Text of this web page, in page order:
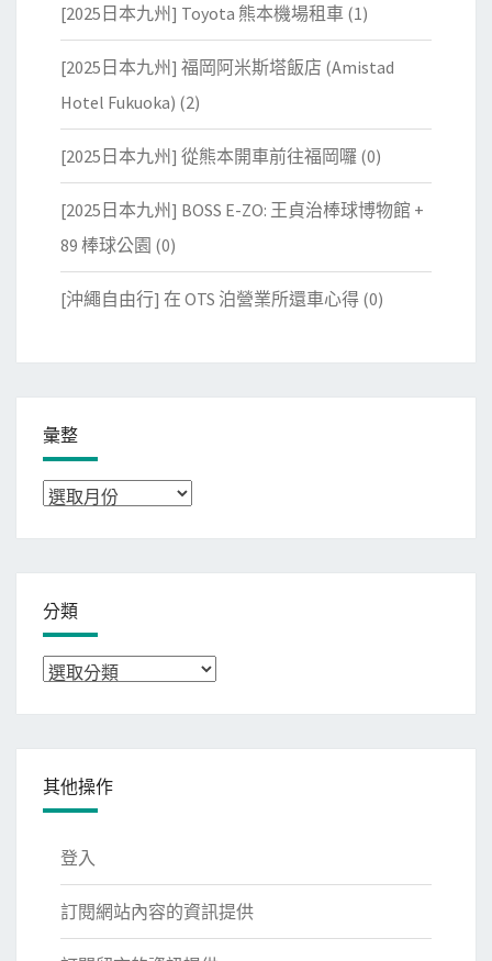
[2025日本九州] Toyota 熊本機場租車 (1)
[2025日本九州] 福岡阿米斯塔飯店 (Amistad
Hotel Fukuoka) (2)
[2025日本九州] 從熊本開車前往福岡囉 (0)
[2025日本九州] BOSS E-ZO: 王貞治棒球博物館 +
89 棒球公園 (0)
[沖繩自由行] 在 OTS 泊營業所還車心得 (0)
彙整
彙
分類
分
其他操作
登入
訂閱網站內容的資訊提供